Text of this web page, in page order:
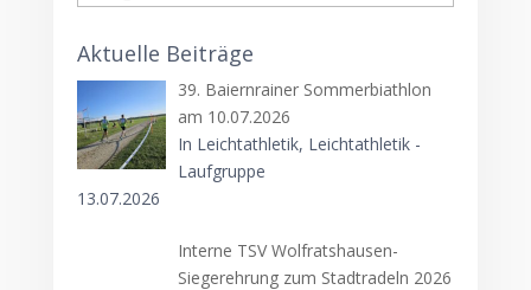
Aktuelle Beiträge
39. Baiernrainer Sommerbiathlon
am 10.07.2026
In Leichtathletik, Leichtathletik -
Laufgruppe
13.07.2026
Interne TSV Wolfratshausen-
Siegerehrung zum Stadtradeln 2026